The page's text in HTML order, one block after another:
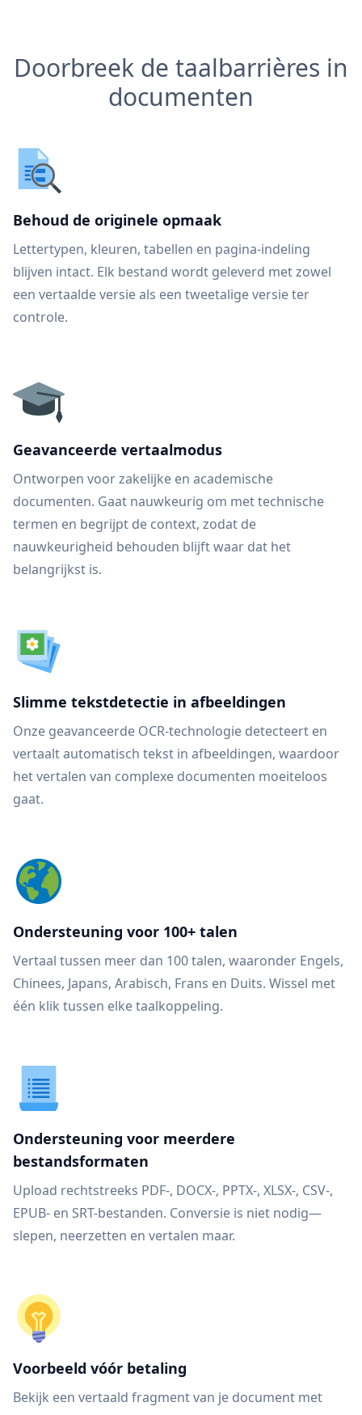
Doorbreek de taalbarrières in
documenten
Behoud de originele opmaak
Lettertypen, kleuren, tabellen en pagina-indeling
blijven intact. Elk bestand wordt geleverd met zowel
een vertaalde versie als een tweetalige versie ter
controle.
Geavanceerde vertaalmodus
Ontworpen voor zakelijke en academische
documenten. Gaat nauwkeurig om met technische
termen en begrijpt de context, zodat de
nauwkeurigheid behouden blijft waar dat het
belangrijkst is.
Slimme tekstdetectie in afbeeldingen
Onze geavanceerde OCR-technologie detecteert en
vertaalt automatisch tekst in afbeeldingen, waardoor
het vertalen van complexe documenten moeiteloos
gaat.
Ondersteuning voor 100+ talen
Vertaal tussen meer dan 100 talen, waaronder Engels,
Chinees, Japans, Arabisch, Frans en Duits. Wissel met
één klik tussen elke taalkoppeling.
Ondersteuning voor meerdere
bestandsformaten
Upload rechtstreeks PDF-, DOCX-, PPTX-, XLSX-, CSV-,
EPUB- en SRT-bestanden. Conversie is niet nodig—
slepen, neerzetten en vertalen maar.
Voorbeeld vóór betaling
Bekijk een vertaald fragment van je document met